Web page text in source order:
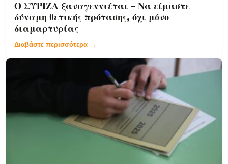
Ο ΣΥΡΙΖΑ ξαναγεννιέται – Να είμαστε
δύναμη θετικής πρότασης, όχι μόνο
διαμαρτυρίας
Διαβάστε περισσότερα →